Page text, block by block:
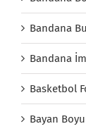
Bandana
Bandana
Basketbol
Bayan